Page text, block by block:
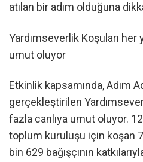
atılan bir adım olduğuna
Yardımseverlik Koşuları her
umut oluyor
Etkinlik kapsamında, Adım
gerçekleştirilen
fazla canlıya umut oluyor.
toplum kuruluşu için koşan
bin 629 bağışçının